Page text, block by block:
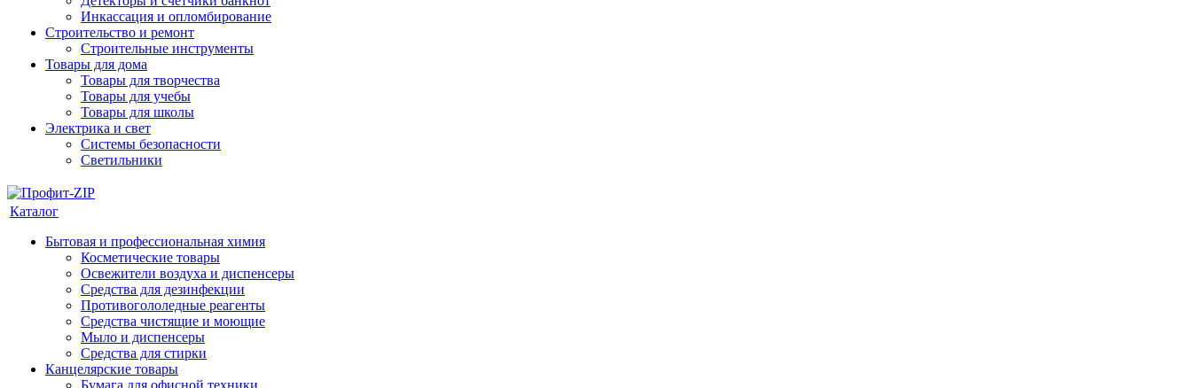
Инкассация и опломбирование
Строительство и ремонт
Строительные инструменты
Товары для дома
Товары для творчества
Товары для учебы
Товары для школы
Электрика и свет
Системы безопасности
Светильники
Каталог
Бытовая и профессиональная химия
Косметические товары
Освежители воздуха и диспенсеры
Средства для дезинфекции
Противогололедные реагенты
Средства чистящие и моющие
Мыло и диспенсеры
Средства для стирки
Канцелярские товары
Бумага для офисной техники